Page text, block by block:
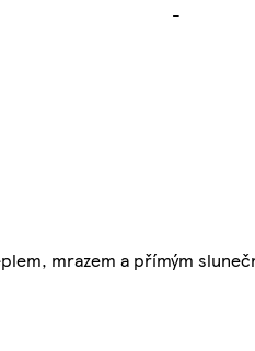
-
mrazem a přímým